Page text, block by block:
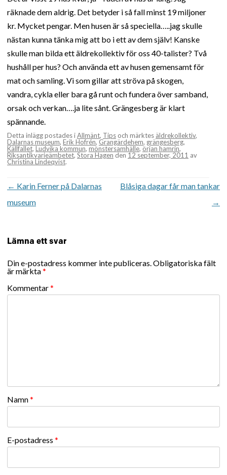
räknade dem aldrig. Det betyder i så fall minst 19 miljoner
kr. Mycket pengar. Men husen är så speciella…..jag skulle
nästan kunna tänka mig att bo i ett av dem själv! Kanske
skulle man bilda ett äldrekollektiv för oss 40-talister? Två
hushåll per hus? Och använda ett av husen gemensamt för
mat och samling. Vi som gillar att ströva på skogen,
vandra, cykla eller bara gå runt och fundera över samband,
orsak och verkan….ja lite sånt. Grängesberg är klart
spännande.
Detta inlägg postades iAllmänt, Tips och märktes äldrekollektiv,
Dalarnas museum, Erik Hofrén, Grangärdehem, grängesberg,
Källfallet, Ludvika kommun, mönstersamhälle, örjan hamrin,
Riksantikvarieämbetet, Stora Hagen den 12 september, 2011 av
Christina Lindeqvist.
Inläggsnavigering
← Karin Ferner på Dalarnas
museum
Blåsiga dagar får man tankar
→
Lämna ett svar
Din e-postadress kommer inte publiceras.Obligatoriska fält
är märkta*
Kommentar*
Namn*
E-postadress *